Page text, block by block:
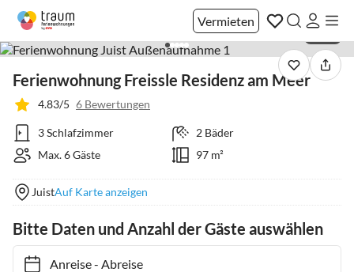
Vermieten
Ferienwohnung Freissle Residenz am Meer
4.83/5 6 Bewertungen
3 Schlafzimmer
2 Bäder
Max. 6 Gäste
97 m²
JuistAuf Karte anzeigen
Bitte Daten und Anzahl der Gäste auswählen
Anreise- Abreise